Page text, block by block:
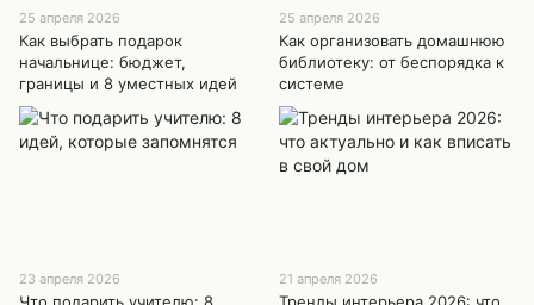
25 апреля 2026
Как выбрать подарок
начальнице: бюджет,
границы и 8 уместных идей
25 апреля 2026
Как организовать домашнюю
библиотеку: от беспорядка к
системе
23 апреля 2026 21 апреля 2026